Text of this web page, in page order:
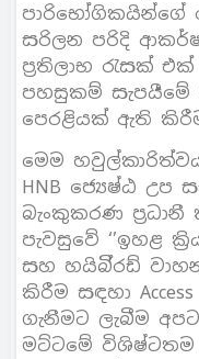
පාරිභෝගිකයින්ගේ
සරිලන පරිදි
ප්‍රතිලාභ රැසක්
පහසුකම් සැපයීමේ
පෙරළියක් ඇති
මෙම
HNB ජ්‍යෙෂ්ඨ උප
බැංකුකරණ
පැවසුවේ ‘’ඉහළ
සහ හයිබි්‍රඩ්
කිරීම සඳහා
ගැනීමට ලැබීම
මට්ටමේ විශිෂ්ටතම